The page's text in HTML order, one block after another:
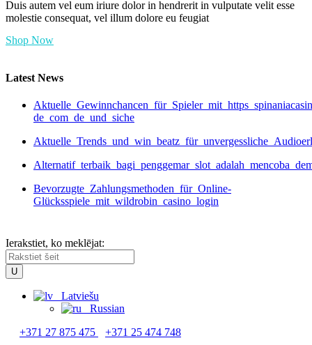
Duis autem vel eum iriure dolor in hendrerit in vulputate velit esse
molestie consequat, vel illum dolore eu feugiat
Shop Now
Latest News
de_com_de_und_siche
Bevorzugte_Zahlungsmethoden_für_Online-
Glücksspiele_mit_wildrobin_casino_login
Ierakstiet, ko meklējat:
Latviešu
Russian
+371 27 875 475
+371 25 474 748